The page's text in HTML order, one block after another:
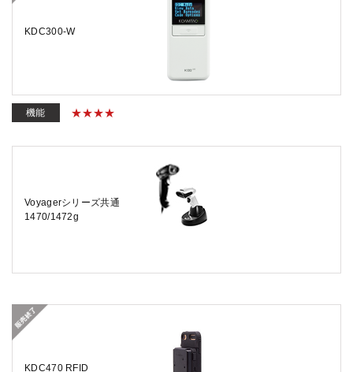
KDC300-W
機能
Voyagerシリーズ共通
1470/1472g
KDC470 RFID